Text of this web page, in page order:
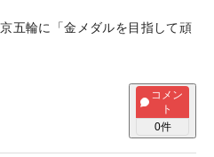
五輪に「金メダルを目指して頑
コメン
ト
0件